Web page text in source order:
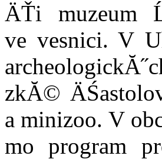
ÄŤi muzeum
ve vesnici. V
zkĂ©
a minizoo. V
mo program